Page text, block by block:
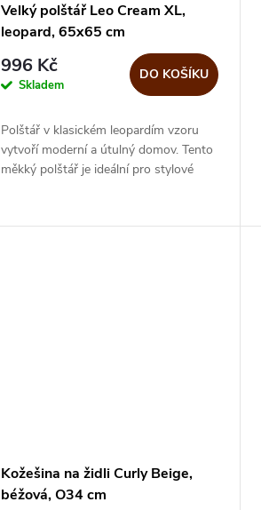
Velký polštář Leo Cream XL,
leopard, 65x65 cm
996 Kč
Skladem
DO KOŠÍKU
Polštář v klasickém leopardím vzoru
vytvoří moderní a útulný domov. Tento
měkký polštář je ideální pro stylové
Kožešina na židli Curly Beige,
béžová, O34 cm